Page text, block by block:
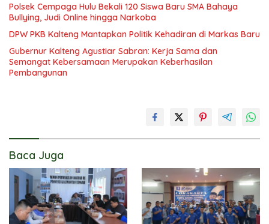
Polsek Cempaga Hulu Bekali 120 Siswa Baru SMA Bahaya
Bullying, Judi Online hingga Narkoba
DPW PKB Kalteng Mantapkan Politik Kehadiran di Markas Baru
Gubernur Kalteng Agustiar Sabran: Kerja Sama dan
Semangat Kebersamaan Merupakan Keberhasilan
Pembangunan
Baca Juga